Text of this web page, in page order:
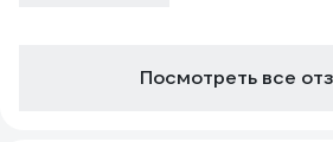
Посмотреть все